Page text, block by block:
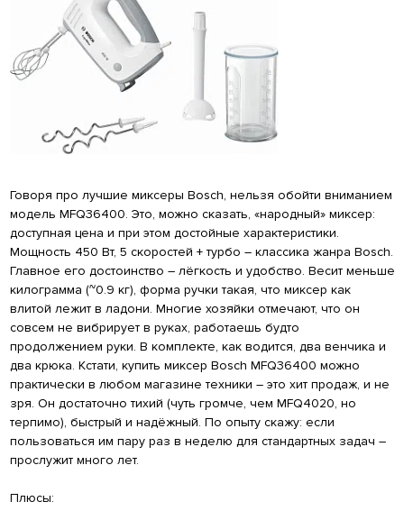
Говоря про лучшие миксеры Bosch, нельзя обойти вниманием
модель MFQ36400. Это, можно сказать, «народный» миксер:
доступная цена и при этом достойные характеристики.
Мощность 450 Вт, 5 скоростей + турбо – классика жанра Bosch.
Главное его достоинство – лёгкость и удобство. Весит меньше
килограмма (~0.9 кг), форма ручки такая, что миксер как
влитой лежит в ладони. Многие хозяйки отмечают, что он
совсем не вибрирует в руках, работаешь будто
продолжением руки. В комплекте, как водится, два венчика и
два крюка. Кстати, купить миксер Bosch MFQ36400 можно
практически в любом магазине техники – это хит продаж, и не
зря. Он достаточно тихий (чуть громче, чем MFQ4020, но
терпимо), быстрый и надёжный. По опыту скажу: если
пользоваться им пару раз в неделю для стандартных задач –
прослужит много лет.
Плюсы: